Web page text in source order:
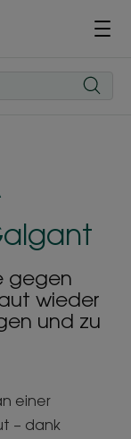
gegen
wieder
und zu
einer
– dank